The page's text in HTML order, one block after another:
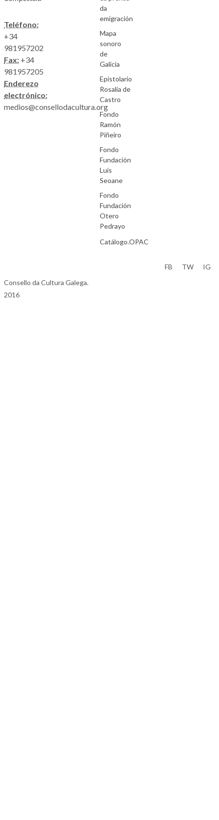
Teléfono:
+34
981957202
Fax: +34
981957205
Enderezo
electrónico:
medios@consellodacultura.org
da
emigración
Mapa
sonoro
de
Galicia
Epistolario
Rosalía de
Castro
Fondo
Ramón
Piñeiro
Fondo
Fundación
Luís
Seoane
Fondo
Fundación
Otero
Pedrayo
Catálogo.OPAC
Consello da Cultura Galega.
2016
FB TW IG